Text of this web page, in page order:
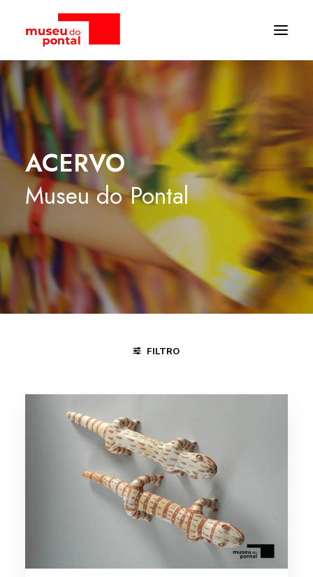
ACERVO
Museu do Pontal
FILTRO